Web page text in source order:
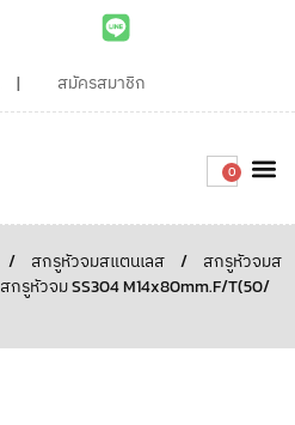
สมัครสมาชิก
0
/ สกรูหัวจมสแตนเลส /
สกรูหัวจมส
สกรูหัวจม SS304 M14x80mm.F/T(50/